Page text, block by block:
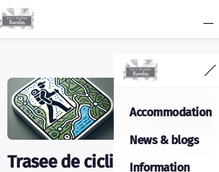
Accommodation
News & blogs
Information
Trasee de ciclism și de